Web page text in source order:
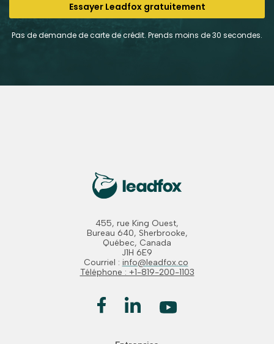
Essayer Leadfox gratuitement
Pas de demande de carte de crédit. Prends moins de 30 secondes.
455, rue King Ouest,
Bureau 640, Sherbrooke,
Québec, Canada
J1H 6E9
Courriel : info@leadfox.co
Téléphone : +1-819-200-1103